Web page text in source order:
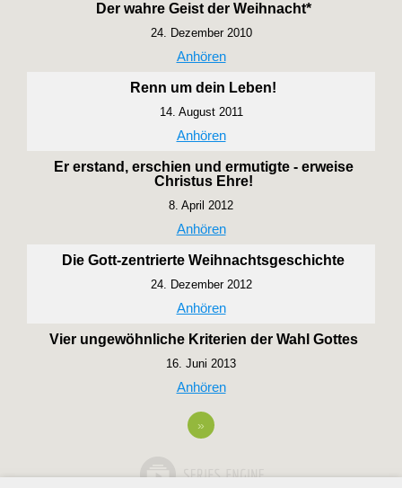
Der wahre Geist der Weihnacht*
24. Dezember 2010
Anhören
Renn um dein Leben!
14. August 2011
Anhören
Er erstand, erschien und ermutigte - erweise
Christus Ehre!
8. April 2012
Anhören
Die Gott-zentrierte Weihnachtsgeschichte
24. Dezember 2012
Anhören
Vier ungewöhnliche Kriterien der Wahl Gottes
16. Juni 2013
Anhören
»